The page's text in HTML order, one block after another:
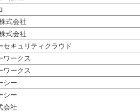
式会社
式会社
セキュリティクラウド
ワークス
ワークス
シー
シー
会社